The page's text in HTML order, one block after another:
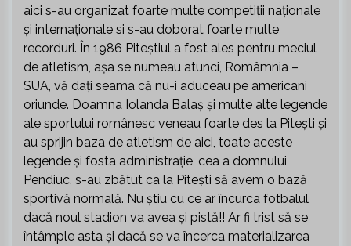
aici s-au organizat foarte multe competiții naționale
și internaționale si s-au doborat foarte multe
recorduri. În 1986 Piteștiul a fost ales pentru meciul
de atletism, așa se numeau atunci, Româmnia –
SUA, vă dați seama că nu-i aduceau pe americani
oriunde. Doamna Iolanda Balaș și multe alte legende
ale sportului românesc veneau foarte des la Pitești și
au sprijin baza de atletism de aici, toate aceste
legende și fosta administrație, cea a domnului
Pendiuc, s-au zbătut ca la Pitești să avem o bază
sportivă normală. Nu știu cu ce ar încurca fotbalul
dacă noul stadion va avea și pistă!! Ar fi trist să se
întâmple asta și dacă se va încerca materializarea